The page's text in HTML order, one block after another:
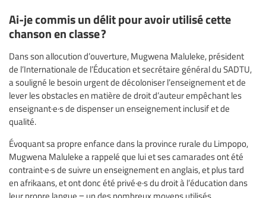
Ai-je commis un délit pour avoir utilisé cette
chanson en classe ?
Dans son allocution d’ouverture, Mugwena Maluleke, président
de l’Internationale de l’Éducation et secrétaire général du SADTU,
a souligné le besoin urgent de décoloniser l’enseignement et de
lever les obstacles en matière de droit d’auteur empêchant les
enseignant·e·s de dispenser un enseignement inclusif et de
qualité.
Évoquant sa propre enfance dans la province rurale du Limpopo,
Mugwena Maluleke a rappelé que lui et ses camarades ont été
contraint·e·s de suivre un enseignement en anglais, et plus tard
en afrikaans, et ont donc été privé·e·s du droit à l’éducation dans